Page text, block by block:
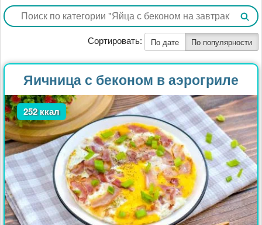
Сортировать: По дате По популярности
Яичница с беконом в аэрогриле
252 ккал